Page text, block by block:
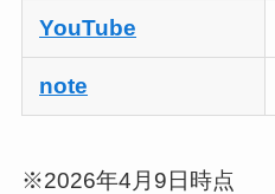
YouTube
note
※2026年4月9日時点